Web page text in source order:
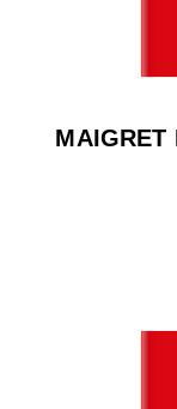
MAIGRET